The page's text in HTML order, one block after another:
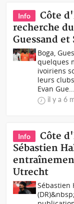
Info
Côte
recherche
Guessand et
Boga,
quelques
ivoiriens
leurs
Evan Gue...
il y a 6
Info
Côte
Sébastien
Utrecht
Sébastien